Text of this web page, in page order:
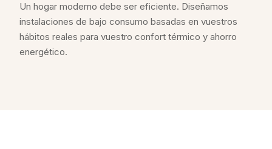
Un hogar moderno debe ser eficiente. Diseñamos
instalaciones de bajo consumo basadas en vuestros
hábitos reales para vuestro confort térmico y ahorro
energético.